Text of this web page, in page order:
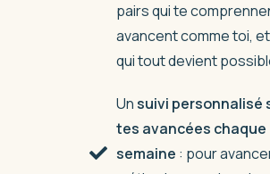
pairs qui te
avancent comme toi,
qui tout devient
Unsuivi personnalisé
tes avancées chaque
semaine : pour